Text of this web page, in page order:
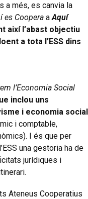
a més, es canvia la
es Coopera aAquí
així l’abast objectiu
a tota l’ESS dins
l’Economia Social
inclou uns
i economia social
i comptable,
I és que per
una gestoria ha de
jurídiques i
Ateneus Cooperatius